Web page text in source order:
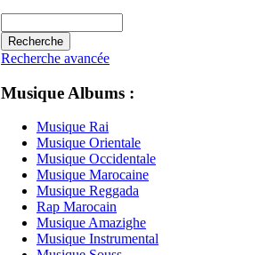
Recherche avancée
Musique Albums :
Musique Rai
Musique Orientale
Musique Occidentale
Musique Marocaine
Musique Reggada
Rap Marocain
Musique Amazighe
Musique Instrumental